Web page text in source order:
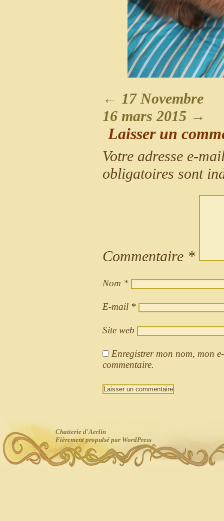
← 17 Novembre
16 mars 2015 →
Laisser un
Votre adresse e-
obligatoires sont
Commentaire *
Nom *
E-mail *
Site web
Enregistrer mon nom, mon
commentaire.
Chatterie d'Aerlin
Fièrement propulsé par WordPress